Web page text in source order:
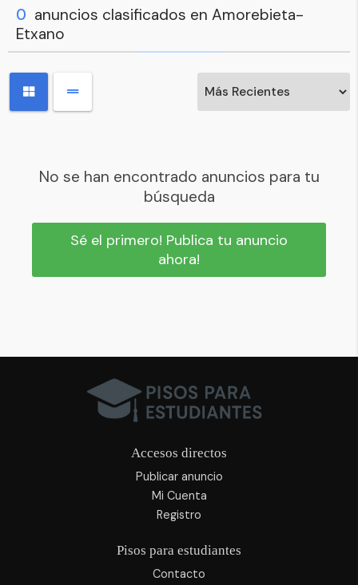
0 anuncios clasificados en Amorebieta-
Etxano
No se han encontrado anuncios para tu
búsqueda
Sé el primero! Publica tu anuncio
ahora!
Accesos directos
Publicar anuncio
Mi Cuenta
Registro
Pisos para estudiantes
Contacto